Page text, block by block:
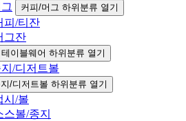
커피/머그 하위분류 열기
피/티잔
그잔
테이블웨어 하위분류 열기
/디저트볼
/디저트볼 하위분류 열기
시/볼
스볼/종지